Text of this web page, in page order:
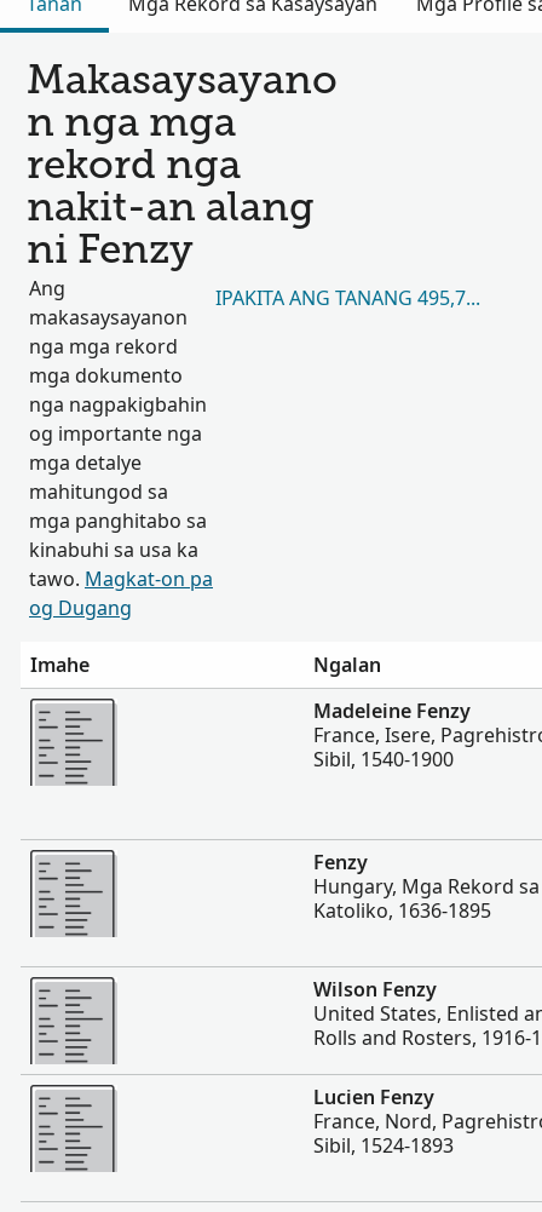
Makasaysayano
n nga mga
rekord nga
nakit-an alang
ni Fenzy
Ang
makasaysayanon
nga mga rekord
mga dokumento
nga nagpakigbahin
og importante nga
mga detalye
mahitungod sa
mga panghitabo sa
kinabuhi sa usa ka
tawo. Magkat-on pa
og Dugang
IPAKITA ANG TANANG 495,794
Imahe
Ngalan
Dugang pa
Madeleine Fenzy
France, Isere,
Sibil, 1540-1900
Dugang pa
Fenzy
Hungary, Mga Rekord
Katoliko, 1636-1895
Dugang pa
Wilson Fenzy
United States, Enlisted
Rolls and Rosters, 1916-
Dugang pa
Lucien Fenzy
France, Nord,
Sibil, 1524-1893